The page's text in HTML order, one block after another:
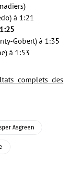
à 1:21
Gobert) à 1:35
à 1:53
complets des
Asgreen